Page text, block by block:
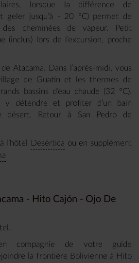
lorsque la différence de
geler jusqu’à - 20 °C) permet de
cheminées de vapeur. Petit
(inclus) lors de l’excursion, proche
Atacama. Dans l’après-midi, vous
de Guatín et les thermes de
bassins d’eau chaude (32 °C).
y détendre et profiter d’un bain
désert. Retour à San Pedro de
l’hôtel
Desértica ou en supplément
- Hito Cajón - Ojo De
compagnie de votre guide
la frontière Bolivienne à Hito